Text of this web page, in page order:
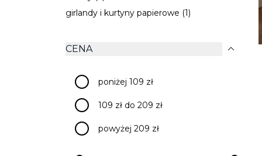
girlandy i kurtyny papierowe (1)
CENA expand_more
poniżej 109 zł
109 zł do 209 zł
powyżej 209 zł